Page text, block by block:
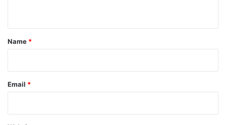
*
Name *
Email *